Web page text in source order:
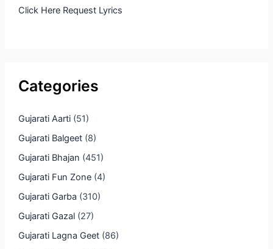
Click Here Request Lyrics
Categories
Gujarati Aarti(51)
Gujarati Balgeet(8)
Gujarati Bhajan (451)
Gujarati Fun Zone(4)
Gujarati Garba (310)
Gujarati Gazal(27)
Gujarati Lagna Geet(86)